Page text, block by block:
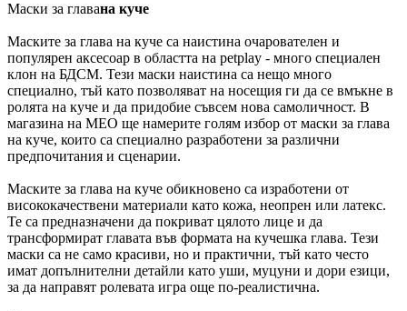
Маски за главана куче
Маските за глава на куче са наистина очарователен и
популярен аксесоар в областта на petplay - много специален
клон на БДСМ. Тези маски наистина са нещо много
специално, тъй като позволяват на носещия ги да се вмъкне в
ролята на куче и да придобие съвсем нова самоличност. В
магазина на MEO ще намерите голям избор от маски за глава
на куче, които са специално разработени за различни
предпочитания и сценарии.
Маските за глава на куче обикновено са изработени от
висококачествени материали като кожа, неопрен или латекс.
Те са предназначени да покриват цялото лице и да
трансформират главата във формата на кучешка глава. Тези
маски са не само красиви, но и практични, тъй като често
имат допълнителни детайли като уши, муцуни и дори езици,
за да направят ролевата игра още по-реалистична.